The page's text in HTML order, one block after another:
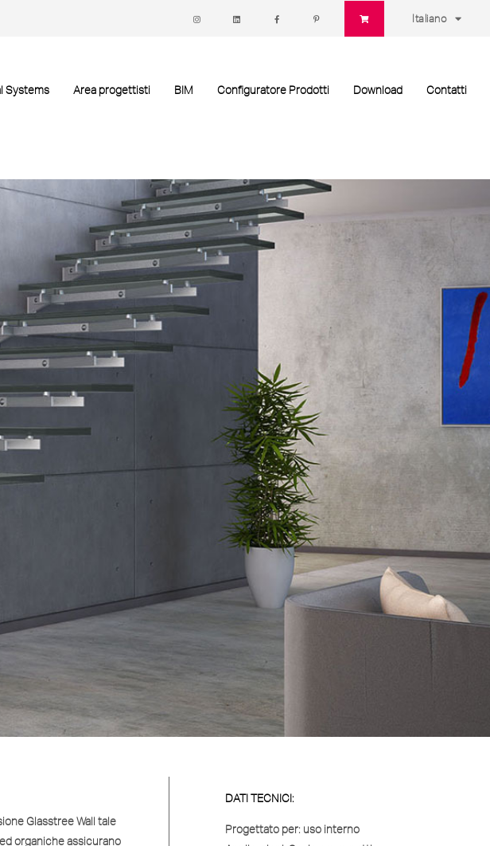
Italiano
Systems Area progettisti BIM Configuratore Prodotti Download Contatti
Glasstree Wall tale
organiche assicurano
DATI TECNICI:
Progettato per: uso interno